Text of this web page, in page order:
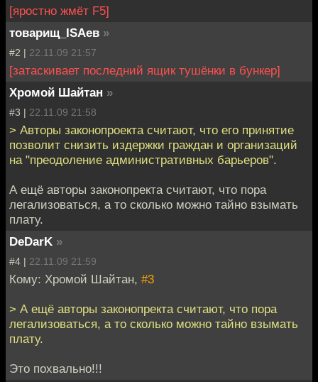
[яростно жмёт F5]
товарищ_ISAев »
#2 | 22.11.09 21:57
[затаскивает последний ящик тушёнки в бункер]
Хромой Шайтан »
#3 | 22.11.09 21:58
> Авторы законопроекта считают, что его принятие
позволит снизить издержки граждан и организаций
на "преодоление административных барьеров".
А ещё авторы законопректа считают, что пора
легализоваться, а то сколько можно тайно взымать
плату.
DeDarK »
#4 | 22.11.09 21:59
Кому: Хромой Шайтан, #3
> А ещё авторы законопректа считают, что пора
легализоваться, а то сколько можно тайно взымать
плату.
Это похвально!!!